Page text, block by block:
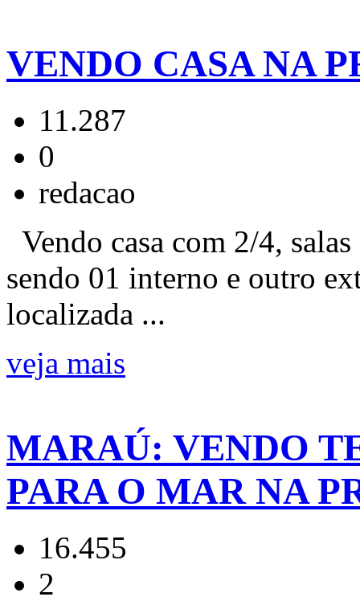
VENDO CASA NA
11.287
0
redacao
Vendo casa com 2/4,
sendo 01 interno e outro
localizada ...
veja mais
MARAÚ: VENDO
PARA O MAR NA
16.455
2